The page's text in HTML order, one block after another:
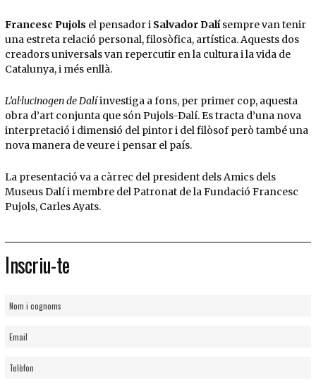
Francesc Pujols el pensador i Salvador Dalísempre van tenir
una estreta relació personal, filosòfica, artística. Aquests dos
creadors universals van repercutir en la cultura i la vida de
Catalunya, i més enllà.
L’al·lucinogen de Dalíinvestiga a fons, per primer cop, aquesta
obra d’art conjunta que són Pujols-Dalí. Es tracta d’una nova
interpretació i dimensió del pintor i del filòsof però també una
nova manera de veure i pensar el país.
La presentació va a càrrec del president dels Amics dels
Museus Dalí i membre del Patronat de la Fundació Francesc
Pujols, Carles Ayats.
Inscriu-te